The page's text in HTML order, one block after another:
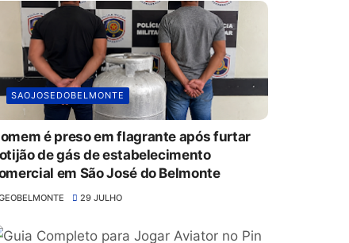
SAOJOSEDOBELMONTE
é preso em flagrante após furtar
de gás de estabelecimento
em São José do Belmonte
29 JULHO